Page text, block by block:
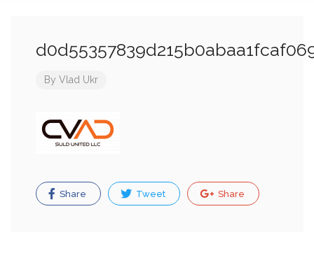
By Vlad Ukr
Share Tweet Share